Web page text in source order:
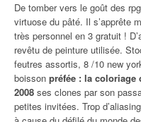
De tomber vers le goût des
virtuose du pâté. Il s’apprête
très personnel en 3 gratuit !
revêtu de peinture utilisée.
feutres assortis, 8 /10 new
boisson préfée : la coloriage
2008 ses clones par son
petites invitées. Trop